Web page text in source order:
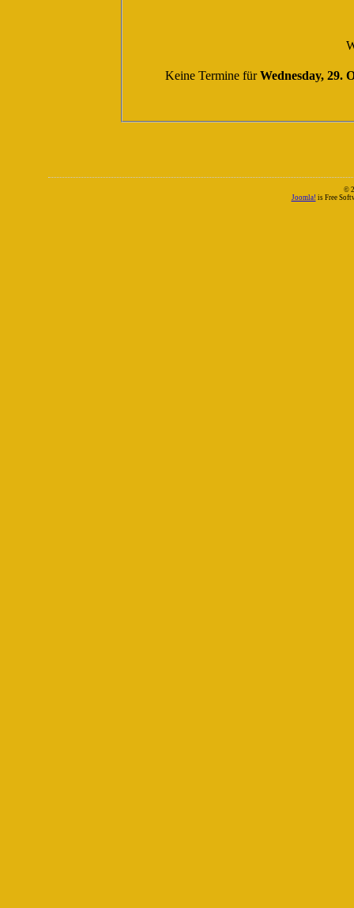
Keine Termine fürWednesday, 29.
©
Joomla! is Free